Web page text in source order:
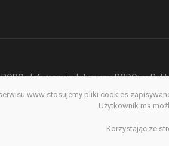
RODO - Informacje dotyczące RODO na
www stosujemy pliki cookies
Użytkownik ma
Korzystając ze